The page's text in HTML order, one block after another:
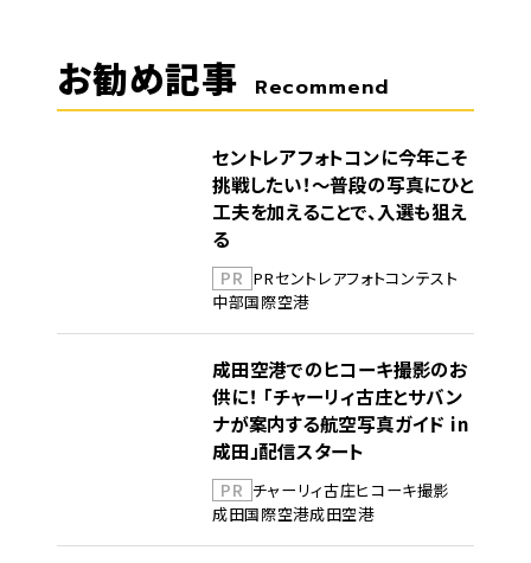
お勧め記事 Recommend
セントレアフォトコンに今年こそ
挑戦したい！～普段の写真にひと
工夫を加えることで、入選も狙え
る
PR PRセントレアフォトコンテスト
中部国際空港
成田空港でのヒコーキ撮影のお
供に！ 「チャーリィ古庄とサバン
ナが案内する航空写真ガイド in
成田」配信スタート
PR チャーリィ古庄ヒコーキ撮影
成田国際空港成田空港